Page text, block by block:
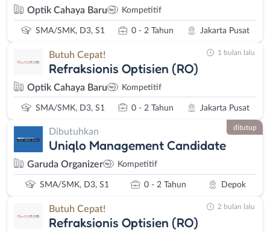
Optik Cahaya Baru Kompetitif
SMA/SMK, D3, S1 0 - 2 Tahun Jakarta Pusat
Butuh Cepat!
Refraksionis Optisien (RO)
Optik Cahaya Baru Kompetitif
SMA/SMK, D3, S1 0 - 2 Tahun Jakarta Pusat
1 bulan lalu
Dibutuhkan
Uniqlo Management Candidate
Garuda Organizer Kompetitif
SMA/SMK, D3, S1 0 - 2 Tahun Depok
ditutup
Butuh Cepat!
Refraksionis Optisien (RO)
2 bulan lalu